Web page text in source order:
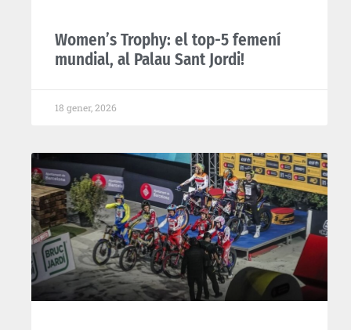
Women’s Trophy: el top-5 femení
mundial, al Palau Sant Jordi!
18 gener, 2026